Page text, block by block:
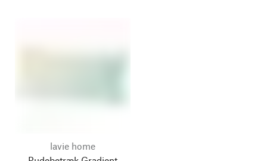
lavie home